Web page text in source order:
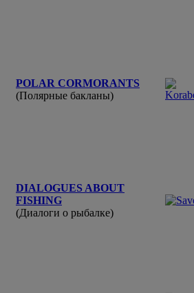
POLAR CORMORANTS
(Полярные бакланы)
DIALOGUES ABOUT
FISHING
(Диалоги о рыбалке)